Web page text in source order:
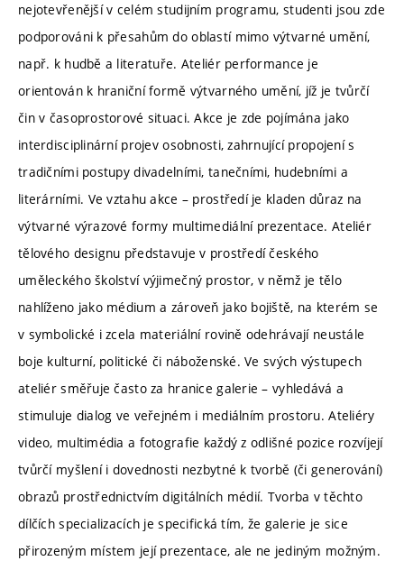
nejotevřenější v celém studijním programu, studenti jsou zde
podporováni k přesahům do oblastí mimo výtvarné umění,
např. k hudbě a literatuře. Ateliér performance je
orientován k hraniční formě výtvarného umění, jíž je tvůrčí
čin v časoprostorové situaci. Akce je zde pojímána jako
interdisciplinární projev osobnosti, zahrnující propojení s
tradičními postupy divadelními, tanečními, hudebními a
literárními. Ve vztahu akce – prostředí je kladen důraz na
výtvarné výrazové formy multimediální prezentace. Ateliér
tělového designu představuje v prostředí českého
uměleckého školství výjimečný prostor, v němž je tělo
nahlíženo jako médium a zároveň jako bojiště, na kterém se
v symbolické i zcela materiální rovině odehrávají neustále
boje kulturní, politické či náboženské. Ve svých výstupech
ateliér směřuje často za hranice galerie – vyhledává a
stimuluje dialog ve veřejném i mediálním prostoru. Ateliéry
video, multimédia a fotografie každý z odlišné pozice rozvíjejí
tvůrčí myšlení i dovednosti nezbytné k tvorbě (či generování)
obrazů prostřednictvím digitálních médií. Tvorba v těchto
dílčích specializacích je specifická tím, že galerie je sice
přirozeným místem její prezentace, ale ne jediným možným.